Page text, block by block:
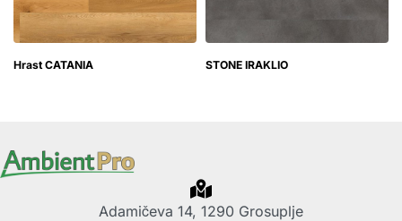
Hrast CATANIA STONE IRAKLIO
Adamičeva 14, 1290 Grosuplje